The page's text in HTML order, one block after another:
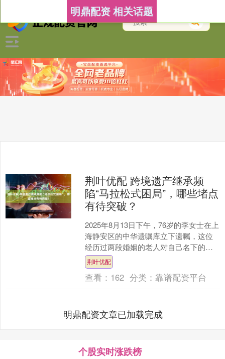
明鼎配资 相关话题
荆叶优配 跨境遗产继承频
陷“马拉松式困局”，哪些堵点
有待突破？
2025年8月13日下午，76岁的李女士在上
海静安区的中华遗嘱库立下遗嘱，这位
经历过两段婚姻的老人对自己名下的两
套房产及理财产品的处置做了交代。在
李女士的遗嘱中....
荆叶优配
查看： 162 分类：靠谱配资平台
明鼎配资文章已加载完成
个股实时涨跌榜